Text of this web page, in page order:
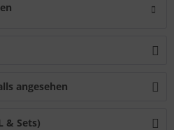
angesehen
& Sets)